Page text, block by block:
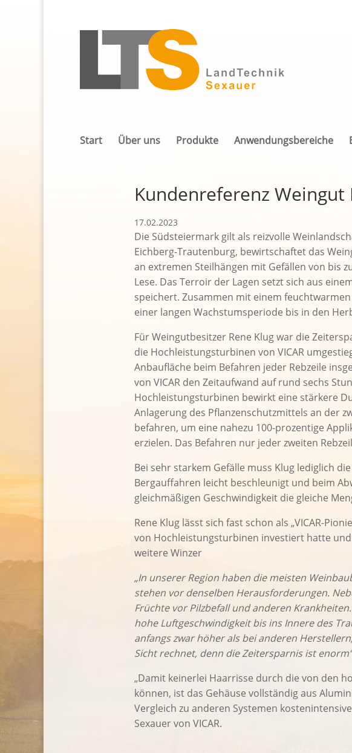
Start Über uns Produkte Anwendungsbereiche
Kundenreferenz Weingut
17.02.2023
Die Südsteiermark gilt als reizvolle
Eichberg-Trautenburg, bewirtschaftet das
an extremen Steilhängen mit Gefällen von bis
Lese. Das Terroir der Lagen setzt sich aus
speichert. Zusammen mit einem
einer langen Wachstumsperiode bis in den
Für Weingutbesitzer Rene Klug war die
die Hochleistungsturbinen von VICAR
Anbaufläche beim Befahren jeder Rebzeile
von VICAR den Zeitaufwand auf rund sechs
Hochleistungsturbinen bewirkt eine stärkere
Anlagerung des Pflanzenschutzmittels an der
befahren, um eine nahezu 100-prozentige
erzielen. Das Befahren nur jeder zweiten
Bei sehr starkem Gefälle muss Klug lediglich
Bergauffahren leicht beschleunigt und beim
gleichmäßigen Geschwindigkeit die gleiche
Rene Klug lässt sich fast schon als „VICAR-
von Hochleistungsturbinen investiert hatte
weitere Winzer
„In unserer Region haben die meisten
stehen vor denselben Herausforderungen.
Früchte vor Pilzbefall und anderen
hohe Luftgeschwindigkeit bis ins Innere des
anfangs zwar höher als bei anderen
Sicht rechnet, denn die Zeitersparnis ist enorm“
„Damit keinerlei Haarrisse durch die von den
können, ist das Gehäuse vollständig aus
Vergleich zu anderen Systemen
Sexauer von VICAR.